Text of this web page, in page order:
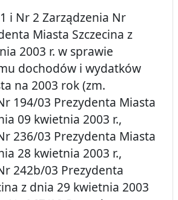
i Nr 2 Zarządzenia Nr
Miasta Szczecina z
2003 r. w sprawie
dochodów i wydatków
na 2003 rok (zm.
194/03 Prezydenta Miasta
09 kwietnia 2003 r.,
236/03 Prezydenta Miasta
28 kwietnia 2003 r.,
242b/03 Prezydenta
z dnia 29 kwietnia 2003